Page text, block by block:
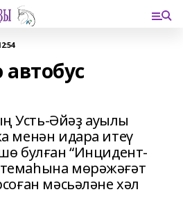
автобус
Усть-Әйәҙ ауылы
менән идара итеү
булған “Инцидент-
мөрәжәғәт
мәсьәләне хәл